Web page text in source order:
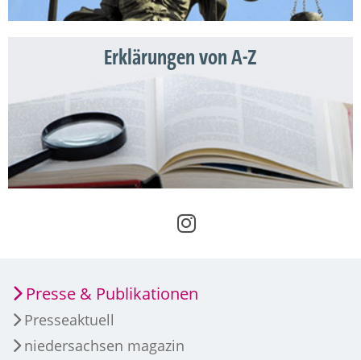
Erklärungen von A-Z
Presse & Publikationen
Presseaktuell
niedersachsen magazin